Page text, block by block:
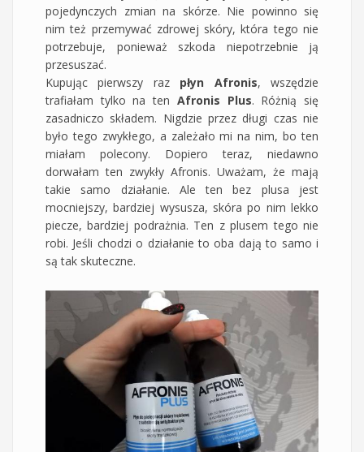
pojedynczych zmian na skórze. Nie powinno się
nim też przemywać zdrowej skóry, która tego nie
potrzebuje, ponieważ szkoda niepotrzebnie ją
przesuszać.
Kupując pierwszy raz płyn Afronis, wszędzie
trafiałam tylko na ten Afronis Plus. Różnią się
zasadniczo składem. Nigdzie przez długi czas nie
było tego zwykłego, a zależało mi na nim, bo ten
miałam polecony. Dopiero teraz, niedawno
dorwałam ten zwykły Afronis. Uważam, że mają
takie samo działanie. Ale ten bez plusa jest
mocniejszy, bardziej wysusza, skóra po nim lekko
piecze, bardziej podrażnia. Ten z plusem tego nie
robi. Jeśli chodzi o działanie to oba dają to samo i
są tak skuteczne.